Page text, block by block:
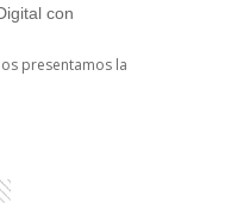
con
presentamos la